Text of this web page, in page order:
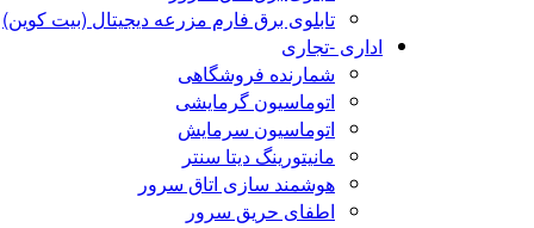
تابلوی برق فارم مزرعه دیجیتال (بیت کوین)
اداری -تجاری
شمارنده فروشگاهی
اتوماسیون گرمایشی
اتوماسیون سرمایش
مانیتورینگ دیتا سنتر
هوشمند سازی اتاق سرور
اطفای حریق سرور